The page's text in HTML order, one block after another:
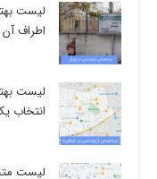
لیست
اطراف آن
لیست
انتخاب
لیست